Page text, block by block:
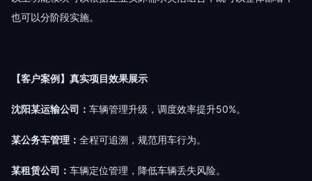
也可以分阶段实施。
【客户案例】真实项目效果展示
沈阳某运输公司： 车辆管理升级，调度效率提升50%。
某公务车管理： 全程可追溯，规范用车行为。
某租赁公司： 车辆定位管理，降低车辆丢失风险。